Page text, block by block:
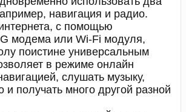
навигация и радио.
с помощью
G модема или Wi-Fi модуля,
поистине универсальным
в режиме онлайн
слушать музыку,
и получать много другой разной